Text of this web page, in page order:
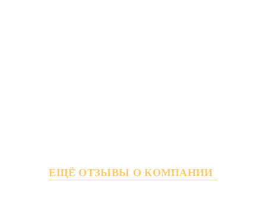
ЕЩЁ ОТЗЫВЫ О КОМПАНИИ